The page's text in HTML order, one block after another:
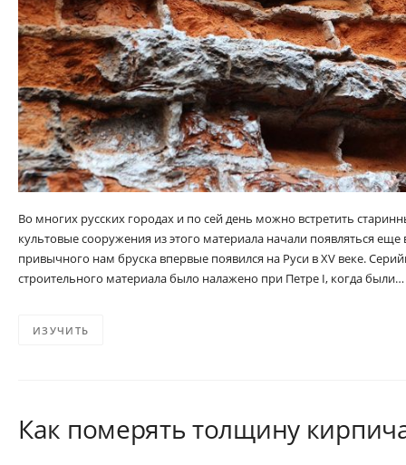
Во многих русских городах и по сей день можно встретить
культовые сооружения из этого материала начали появляться
привычного нам бруска впервые появился на Руси в XV веке.
строительного материала было налажено при Петре I, когда были…
ИЗУЧИТЬ
Как померять толщину